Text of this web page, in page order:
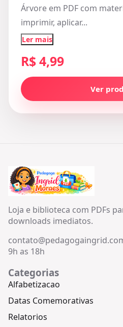
Árvore em PDF com
imprimir, aplicar...
Ler mais
R$ 4,99
Ver
Loja e biblioteca com PDFs
downloads imediatos.
9h as 18h
Categorias
Alfabetizacao
Datas Comemorativas
Relatorios